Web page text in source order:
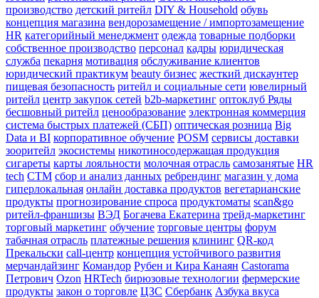
производство детский ритейл DIY & Household обувь
концепция магазина вендорозамещение / импортозамещение
HR категорийный менеджмент одежда товарные подборки
собственное производство персонал кадры юридическая
служба пекарня мотивация обслуживание клиентов
юридический практикум beauty бизнес жесткий дискаунтер
пищевая безопасность ритейл и социальные сети ювелирный
ритейл центр закупок сетей b2b-маркетинг оптоклуб Ряды
бесшовный ритейл ценообразование электронная коммерция
система быстрых платежей (СБП) оптическая розница Big
Data и BI корпоративное обучение POSM сервисы доставки
зооритейл экосистемы никотиносодержащая продукция
сигареты карты лояльности молочная отрасль самозанятые HR
tech СТМ сбор и анализ данных ребрендинг магазин у дома
гиперлокальная онлайн доставка продуктов вегетарианские
продукты прогнозирование спроса продуктоматы scan&go
ритейл-франшизы ВЭД Богачева Екатерина трейд-маркетинг
торговый маркетинг обучение торговые центры форум
табачная отрасль платежные решения клининг QR-код
Прекальски call-центр концепция устойчивого развития
мерчандайзинг Командор Рубен и Кира Канаян Castorama
Петрович Ozon HRTech бирюзовые технологии фермерские
продукты закон о торговле ЦЗС Сбербанк Азбука вкуса